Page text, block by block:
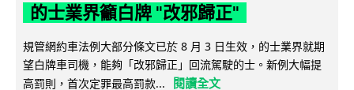
的士業界籲白牌 "改邪歸正"
規管網約車法例大部分條文已於 8 月 3 日生效，的士業界就期
望白牌車司機，能夠「改邪歸正」回流駕駛的士。新例大幅提
高罰則，首次定罪最高罰款...
閱讀全文